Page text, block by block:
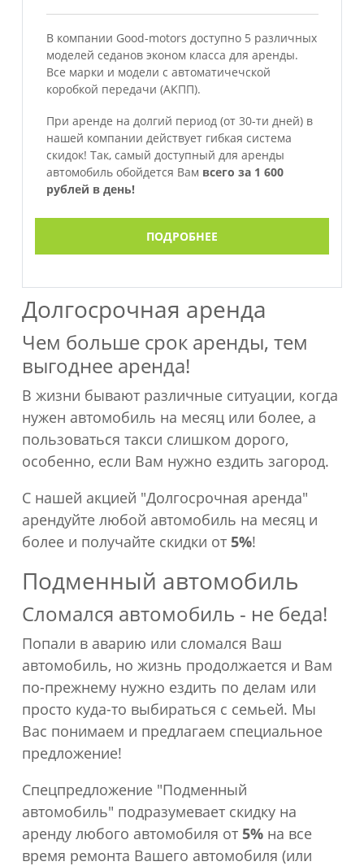
В компании Good-motors доступно 5 различных
моделей седанов эконом класса для аренды.
Все марки и модели с автоматичечской
коробкой передачи (АКПП).
При аренде на долгий период (от 30-ти дней) в
нашей компании действует гибкая система
скидок! Так, самый доступный для аренды
автомобиль обойдется Вам всего за 1 600
рублей в день!
ПОДРОБНЕЕ
Долгосрочная аренда
Чем больше срок аренды, тем
выгоднее аренда!
В жизни бывают различные ситуации, когда
нужен автомобиль на месяц или более, а
пользоваться такси слишком дорого,
особенно, если Вам нужно ездить загород.
С нашей акцией "Долгосрочная аренда"
арендуйте любой автомобиль на месяц и
более и получайте скидки от 5%!
Подменный автомобиль
Сломался автомобиль - не беда!
Попали в аварию или сломался Ваш
автомобиль, но жизнь продолжается и Вам
по-прежнему нужно ездить по делам или
просто куда-то выбираться с семьей. Мы
Вас понимаем и предлагаем специальное
предложение!
Спецпредложение "Подменный
автомобиль" подразумевает скидку на
аренду любого автомобиля от 5% на все
время ремонта Вашего автомобиля (или